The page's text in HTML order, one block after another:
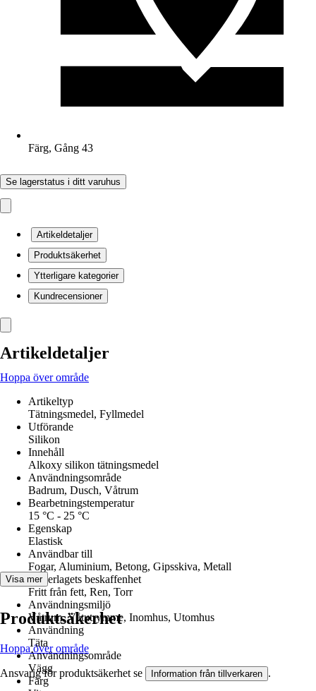
Färg, Gång 43
Se lagerstatus i ditt varuhus
Artikeldetaljer
Produktsäkerhet
Ytterligare kategorier
Kundrecensioner
Artikeldetaljer
Hoppa över område
Artikeltyp
Tätningsmedel, Fyllmedel
Utförande
Silikon
Innehåll
Alkoxy silikon tätningsmedel
Användningsområde
Badrum, Dusch, Våtrum
Bearbetningstemperatur
15 °C - 25 °C
Egenskap
Elastisk
Användbar till
Fogar, Aluminium, Betong, Gipsskiva, Metall
Underlagets beskaffenhet
Fritt från fett, Ren, Torr
Användningsmiljö
Våtrum, Våtutrymme, Inomhus, Utomhus
Användning
Täta
Användningsområde
Vägg
Färg
Visa mer
Produktsäkerhet
Hoppa över område
Ansvarig för produktsäkerhet se Information från tillverkaren .